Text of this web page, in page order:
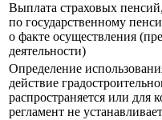
Выплата страховых
по государственному
о факте осуществления
деятельности)
Определение
действие
распространяется или для
регламент не